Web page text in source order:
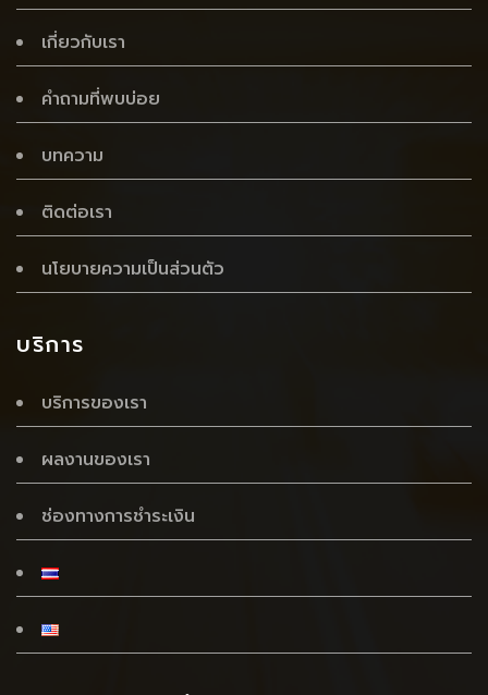
เกี่ยวกับเรา
คำถามที่พบบ่อย
บทความ
ติดต่อเรา
นโยบายความเป็นส่วนตัว
บริการ
บริการของเรา
ผลงานของเรา
ช่องทางการชำระเงิน